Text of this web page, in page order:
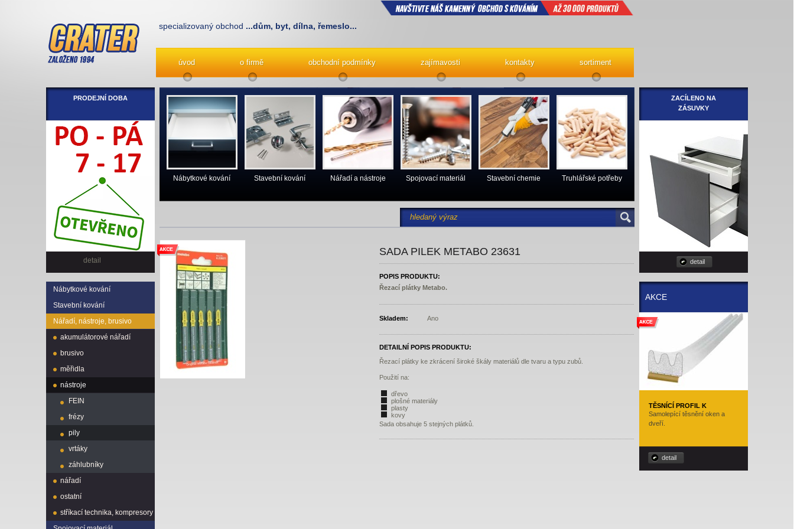
úvod o firmě obchodní podmínky zajímavosti kontakty sortiment
specializovaný obchod ...dům, byt, dílna, řemeslo...
PRODEJNÍ DOBA
detail
Nábytkové kování
Stavební kování
Nářadí, nástroje, brusivo
akumulátorové nářadí
brusivo
měřidla
nástroje
FEIN
frézy
pily
vrtáky
záhlubníky
nářadí
ostatní
stříkací technika, kompresory
Nábytkové kování Stavební kování Nářadí a nástroje Spojovací materiál Stavební chemie Truhlářské potřeby
SADA PILEK METABO 23631
POPIS PRODUKTU:
Řezací plátky Metabo.
Skladem: Ano
DETAILNÍ POPIS PRODUKTU:
Řezací plátky ke zkrácení široké škály materiálů dle tvaru a typu zubů.
Použití na:
dřevo
plošné materiály
plasty
kovy
Sada obsahuje 5 stejných plátků.
ZACÍLENO NA
ZÁSUVKY
detail
AKCE
TĚSNÍCÍ PROFIL K
Samolepící těsnění oken a
dveří.
detail